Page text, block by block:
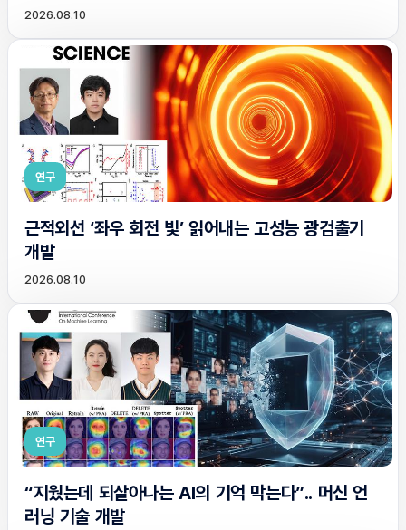
2026.08.10
연구
근적외선 ‘좌우 회전 빛’ 읽어내는 고성능 광검출기
개발
2026.08.10
연구
“지웠는데 되살아나는 AI의 기억 막는다”.. 머신 언
러닝 기술 개발